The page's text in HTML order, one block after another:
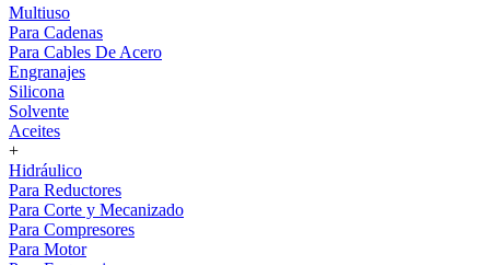
Multiuso
Para Cadenas
Para Cables De Acero
Engranajes
Silicona
Solvente
Aceites
+
Hidráulico
Para Reductores
Para Corte y Mecanizado
Para Compresores
Para Motor